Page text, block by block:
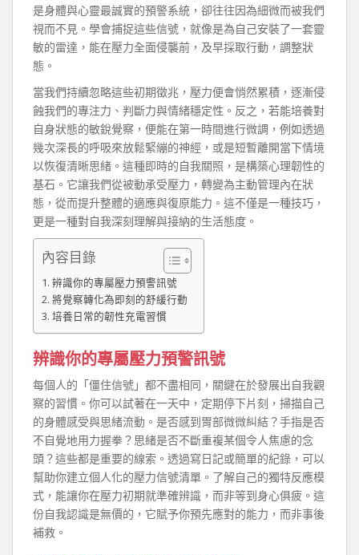
是身體與心靈最誠實的預警系統，卻往往因為細微而被我們
視而不見。學會捕捉這些信號，就像是為自己安裝了一套靈
敏的雷達，能在壓力全面侵襲前，及早採取行動，調整狀
態。
當我們持續忽略這些初期徵兆，壓力便會悄然累積，逐漸侵
蝕我們的專注力、判斷力與情緒穩定性。反之，若能培養對
自身狀態的敏銳覺察，便能在第一時間進行微調，例如透過
幾次深長的呼吸來放鬆緊繃的神經，或是短暫離開當下情境
以恢復清晰思緒。這種即時的自我關照，是構築心理韌性的
基石。它讓我們從被動承受壓力，轉變為主動管理內在狀
態，從而提升整體的適應與復原能力。這不僅是一種技巧，
更是一種對自我深刻理解與接納的生活態度。
內容目錄
辨識你的專屬壓力預警訊號
將覺察轉化為即刻的舒緩行動
培養日常的韌性充電習慣
辨識你的專屬壓力預警訊號
每個人的「僵住信號」都不盡相同，關鍵在於發展出自我觀
察的習慣。你可以試著在一天中，定期停下片刻，掃描自己
的身體感受與思緒流動。是否感到胃部微微糾結？手指是否
不自覺地用力握拳？思緒是否不斷重複某個令人焦慮的念
頭？這些都是重要的線索。透過寫日記或簡單的紀錄，可以
幫助你建立個人化的壓力信號清單。了解自己的獨特反應模
式，能讓你在壓力初期就準確辨識，而非等到身心俱疲。這
份自我認識是無價的，它賦予你預先應對的能力，而非事後
補救。